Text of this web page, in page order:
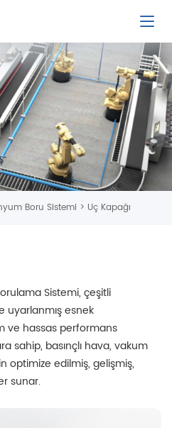
Boru Sistemi > Uç Kapağı
Sistemi, çeşitli
uyarlanmış esnek
ve hassas performans
sahip, basınçlı hava, vakum
optimize edilmiş, gelişmiş,
sunar.